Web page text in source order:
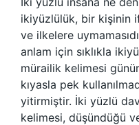
ikiyüzlülük, bir kişinin
ve ilkelere
anlam için sıklıkla
mürailik kelimesi
kıyasla pek
yitirmiştir. İki yüzlü
kelimesi, düşündüğü